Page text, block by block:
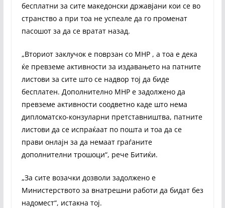
бесплатни за сите македонски државјани кои се во
странство а при тоа не успеале да го променат
пасошот за да се вратат назад.
„Вториот заклучок е поврзан со МНР , а тоа е дека
ќе превземе активности за издавањето на патните
листови за сите што се надвор тој да биде
бесплатен. Дополнително МНР е задолжено да
превземе активности соодветно каде што нема
дипломатско-конзуларни претставништва, патните
листови да се испраќаат по пошта и тоа да се
прави онлајн за да немаат граѓаните
дополнителни трошоци“, рече Битиќи.
„За сите возачки дозволи задолжено е
Министерството за внатрешни работи да бидат без
надомест“, истакна тој.